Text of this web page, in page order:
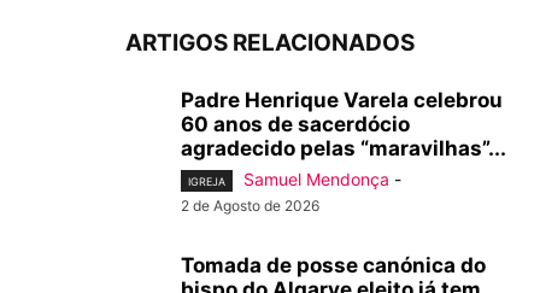
ARTIGOS RELACIONADOS
Padre Henrique Varela celebrou
60 anos de sacerdócio
agradecido pelas “maravilhas”...
IGREJA Samuel Mendonça -
2 de Agosto de 2026
Tomada de posse canónica do